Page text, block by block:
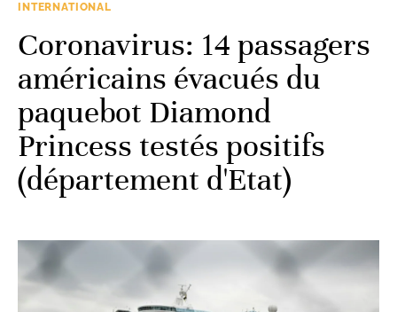
INTERNATIONAL
Coronavirus: 14 passagers
américains évacués du
paquebot Diamond
Princess testés positifs
(département d'Etat)